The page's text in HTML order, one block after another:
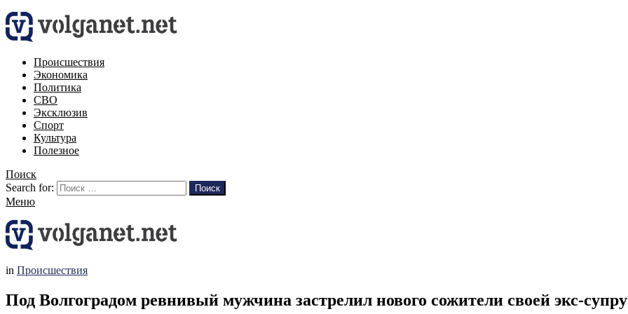
Происшествия
Экономика
Политика
СВО
Эксклюзив
Спорт
Культура
Полезное
Поиск
Search for:
Поиск
Меню
in Происшествия
Под Волгоградом ревнивый мужчина застрелил нового сожители своей экс-